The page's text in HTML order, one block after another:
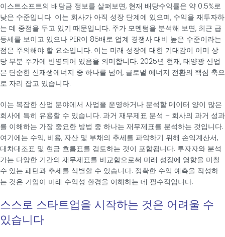
이스트소프트의 배당금 정보를 살펴보면, 현재 배당수익률은 약 0.5%로
낮은 수준입니다. 이는 회사가 아직 성장 단계에 있으며, 수익을 재투자하
는 데 중점을 두고 있기 때문입니다. 주가 모멘텀을 분석해 보면, 최근 급
등세를 보이고 있으나 PER이 85배로 업계 경쟁사 대비 높은 수준이라는
점은 주의해야 할 요소입니다. 이는 미래 성장에 대한 기대감이 이미 상
당 부분 주가에 반영되어 있음을 의미합니다. 2025년 현재, 태양광 산업
은 단순한 신재생에너지 중 하나를 넘어, 글로벌 에너지 전환의 핵심 축으
로 자리 잡고 있습니다.
이는 복잡한 산업 분야에서 사업을 운영하거나 분석할 데이터 양이 많은
회사에 특히 유용할 수 있습니다. 과거 재무제표 분석 – 회사의 과거 성과
를 이해하는 가장 중요한 방법 중 하나는 재무제표를 분석하는 것입니다.
여기에는 수익, 비용, 자산 및 부채의 추세를 파악하기 위해 손익계산서,
대차대조표 및 현금 흐름표를 검토하는 것이 포함됩니다. 투자자와 분석
가는 다양한 기간의 재무제표를 비교함으로써 미래 성장에 영향을 미칠
수 있는 패턴과 추세를 식별할 수 있습니다. 정확한 수익 예측을 작성하
는 것은 기업이 미래 수익성 환경을 이해하는 데 필수적입니다.
스스로 스타트업을 시작하는 것은 어려울 수
있습니다